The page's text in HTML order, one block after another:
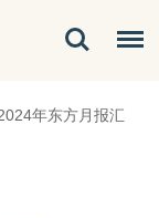
年东方月报汇